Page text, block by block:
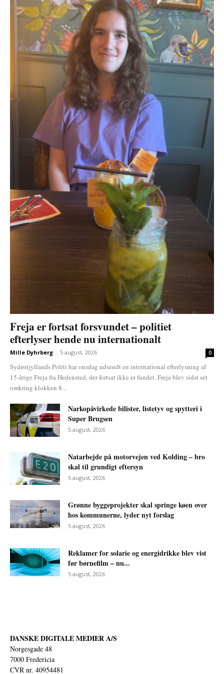
Freja er fortsat forsvundet – politiet
efterlyser hende nu internationalt
Mille Dyhrberg - 5 august, 2026 0
Sydøstjyllands Politi har onsdag udsendt en international efterlysning af
15-årige Freja fra Hedensted, der fortsat ikke er fundet. Freja blev sidst set
omkring klokken 8...
Narkopåvirkede bilister, listetyv og spytteri i
Super Brugsen
5 august, 2026
Natarbejde på motorvejen ved Kolding – bro
skal til grundigt eftersyn
5 august, 2026
Grønne byggeprojekter skal springe køen over
hos kommunerne, lyder nyt forslag
5 august, 2026
Reklamer for solarie og energidrikke blev vist
før børnefilm – nu...
5 august, 2026
DANSKE DIGITALE MEDIER A/S
Norgesgade 48
7000 Fredericia
CVR nr. 40954481